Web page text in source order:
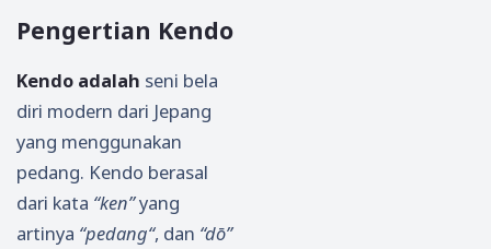
Pengertian Kendo
Kendo adalah seni bela
diri modern dari Jepang
yang menggunakan
pedang. Kendo berasal
dari kata “ken”yang
artinya “pedang“, dan “dō”